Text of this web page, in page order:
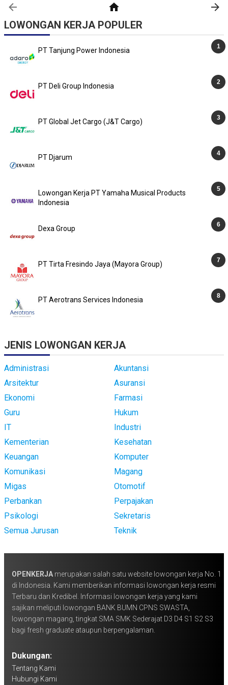
LOWONGAN KERJA POPULER
PT Tanjung Power Indonesia
PT Deli Group Indonesia
PT Global Jet Cargo (J&T Cargo)
PT Djarum
Lowongan Kerja PT Yamaha Musical Products
Indonesia
Dexa Group
PT Tirta Fresindo Jaya (Mayora Group)
PT Aerotrans Services Indonesia
JENIS LOWONGAN KERJA
Administrasi
Akuntansi
Arsitektur
Asuransi
Ekonomi
Farmasi
Guru
Hukum
IT
Industri
Kementerian
Kesehatan
Keuangan
Komputer
Komunikasi
Magang
Migas
Otomotif
Perbankan
Perpajakan
Psikologi
Sekretaris
Semua Jurusan
Teknik
OPENKERJA merupakan salah satu website lowongan kerja No. 1
di Indonesia. Kami memberikan informasi lowongan kerja resmi
Terbaru dan Kredibel. Informasi lowongan kerja yang kami
sajikan meliputi lowongan BANK BUMN CPNS SWASTA,
lowongan magang, tingkat SMA SMK Sederajat D3 D4 S1 S2 S3
bagi fresh graduate ataupun berpengalaman.
Dukungan:
Tentang Kami
Hubungi Kami